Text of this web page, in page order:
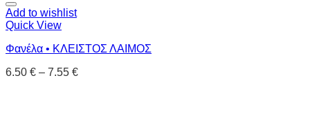
Add to wishlist
Quick View
Φανέλα • ΚΛΕΙΣΤΟΣ ΛΑΙΜΟΣ
6.50 € – 7.55 €